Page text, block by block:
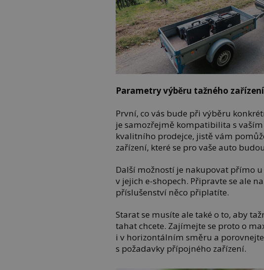
Parametry výběru tažného zařízení
První, co vás bude při výběru
je samozřejmě kompatibilita s
kvalitního prodejce, jistě vám
zařízení, které se pro vaše auto
Další možností je nakupovat přímo
v jejich e-shopech. Připravte se ale
příslušenství něco připlatíte.
Starat se musíte ale také o to, aby
tahat chcete. Zajímejte se proto o
i v horizontálním směru a
s požadavky přípojného zařízení.